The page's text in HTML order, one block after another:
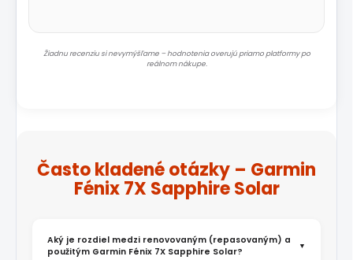
Žiadnu recenziu si nevymýšľame – hodnotenia overujú priamo platformy po
reálnom nákupe.
Často kladené otázky – Garmin
Fénix 7X Sapphire Solar
Aký je rozdiel medzi renovovaným (repasovaným) a
použitým Garmin Fénix 7X Sapphire Solar?